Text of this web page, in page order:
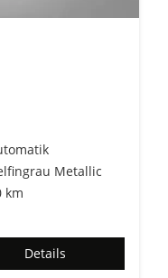
Metallic
km
Details